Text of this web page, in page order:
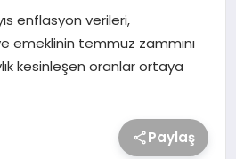
enflasyon verileri,
emeklinin temmuz zammını
kesinleşen oranlar ortaya
Paylaş